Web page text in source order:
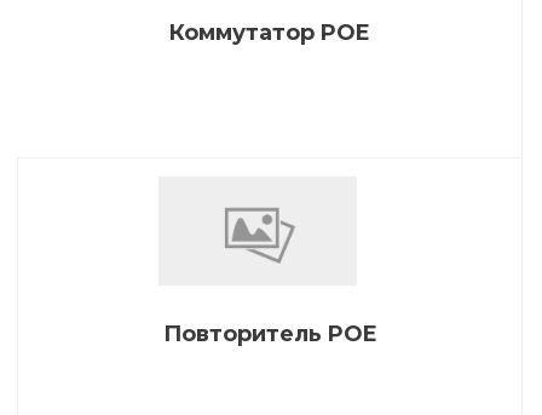
Коммутатор POE
Повторитель POE